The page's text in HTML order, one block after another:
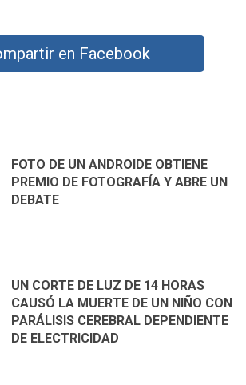
en Facebook
FOTO DE UN ANDROIDE OBTIENE
PREMIO DE FOTOGRAFÍA Y ABRE UN
DEBATE
UN CORTE DE LUZ DE 14 HORAS
CAUSÓ LA MUERTE DE UN NIÑO CON
PARÁLISIS CEREBRAL DEPENDIENTE
DE ELECTRICIDAD